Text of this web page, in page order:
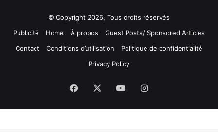
© Copyright 2026, Tous droits réservés
Publicité
Home À propos
Guest Posts/ Sponsored Articles
Contact
Conditions d’utilisation
Politique de confidentialité
Privacy Policy
Facebook YouTubeInstagram